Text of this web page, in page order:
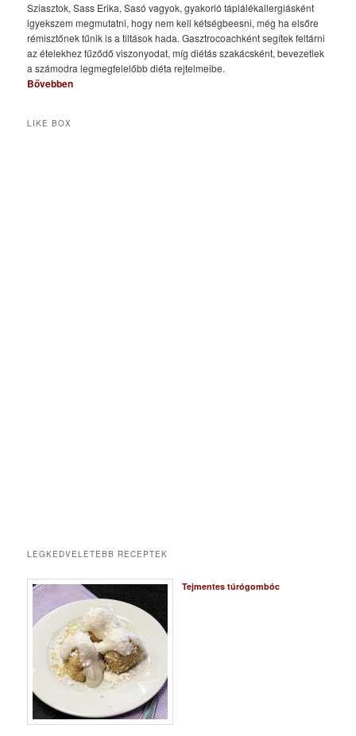
Sziasztok, Sass Erika, Sasó vagyok, gyakorló táplálékallergiásként
igyekszem megmutatni, hogy nem kell kétségbeesni, még ha elsőre
rémisztőnek tűnik is a tiltások hada. Gasztrocoachként segítek feltárni
az ételekhez fűződő viszonyodat, míg diétás szakácsként, bevezetlek
a számodra legmegfelelőbb diéta rejtelmeibe.
Bővebben
LIKE BOX
LEGKEDVELETEBB RECEPTEK
Tejmentes túrógombóc